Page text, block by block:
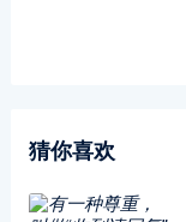
猜你喜欢